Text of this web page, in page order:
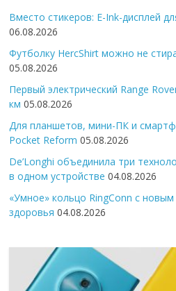
Вместо стикеров: E-Ink-дисплей
06.08.2026
Футболку HercShirt можно не
05.08.2026
Первый электрический Range
км 05.08.2026
Для планшетов, мини-ПК и
Pocket Reform 05.08.2026
De’Longhi объединила три
в одном устройстве 04.08.2026
«Умное» кольцо RingConn с
здоровья 04.08.2026